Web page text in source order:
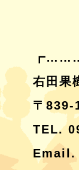
右田果
〒839-
TEL.